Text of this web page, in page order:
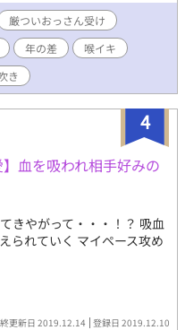
。
厳ついおっさん受け
年の差
喉イキ
き
4
血を吸われ相手好みの
きやがって・・・！？ 吸血
られていく マイペース攻め
更新日 2019.12.14 登録日 2019.12.10